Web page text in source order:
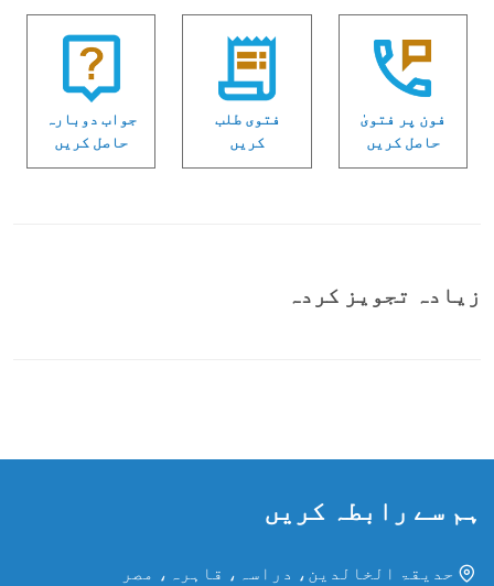
فون پر فتویٰ
حاصل کریں
فتوی طلب
کریں
جواب دوبارہ
حاصل کریں
زیادہ تجویز کردہ
ہم سے رابطہ کریں
حدیقۃ الخالدین، دراسہ، قاہرہ، مصر